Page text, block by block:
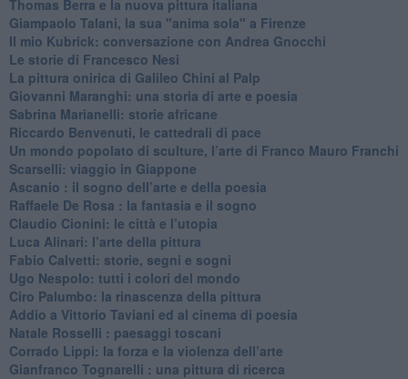
Thomas Berra e la nuova pittura italiana
Giampaolo Talani, la sua "anima sola" a Firenze
Il mio Kubrick: conversazione con Andrea Gnocchi
Le storie di Francesco Nesi
​La pittura onirica di Galileo Chini al Palp
​Giovanni Maranghi: una storia di arte e poesia
Sabrina Marianelli: storie africane
​Riccardo Benvenuti, le cattedrali di pace
​Un mondo popolato di sculture, l’arte di Franco Mauro Franchi
​Scarselli: viaggio in Giappone
​Ascanio : il sogno dell’arte e della poesia
Raffaele De Rosa : la fantasia e il sogno
​Claudio Cionini: le città e l’utopia
Luca Alinari: l’arte della pittura
​Fabio Calvetti: storie, segni e sogni
Ugo Nespolo: tutti i colori del mondo
​Ciro Palumbo: la rinascenza della pittura
​Addio a Vittorio Taviani ed al cinema di poesia
​Natale Rosselli : paesaggi toscani
​Corrado Lippi: la forza e la violenza dell’arte
Gianfranco Tognarelli : una pittura di ricerca